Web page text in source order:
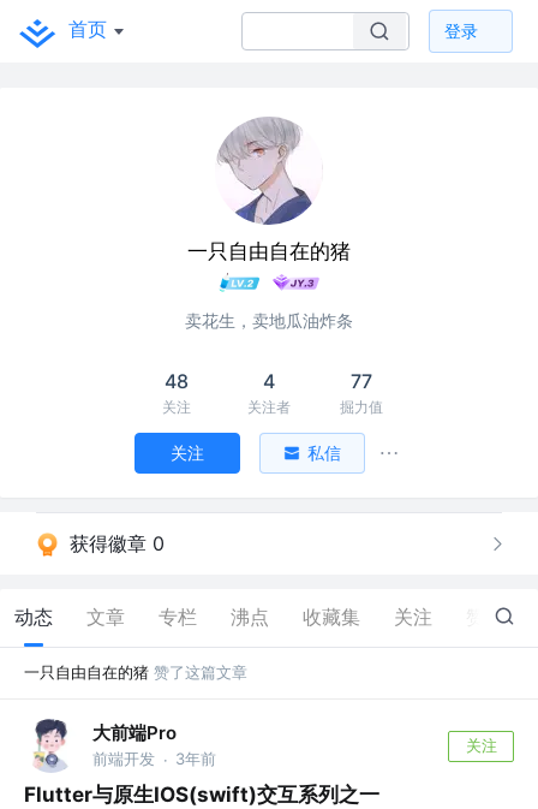
首页 登录
一只自由自在的猪
卖花生，卖地瓜油炸条
48
关注
4
关注者
77
掘力值
关注 私信
获得徽章 0
动态 文章 专栏 沸点 收藏集 关注 10
一只自由自在的猪 赞了这篇文章
大前端Pro
前端开发 · 3年前
关注
Flutter与原生IOS(swift)交互系列之一